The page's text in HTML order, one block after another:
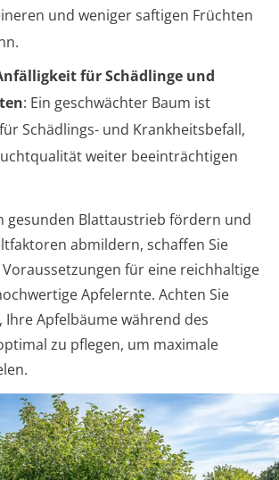
und weniger saftigen Früchten
für Schädlinge und
: Ein geschwächter Baum ist
Schädlings- und Krankheitsbefall,
weiter beeinträchtigen
gesunden Blattaustrieb fördern und
abmildern, schaffen Sie
für eine reichhaltige
Apfelernte. Achten Sie
Ihre Apfelbäume während des
zu pflegen, um maximale